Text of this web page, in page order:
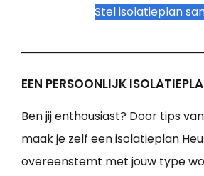
Stel isolatieplan
EEN PERSOONLIJK
Ben jij enthousiast? Door tips
maak je zelf een isolatieplan
overeenstemt met jouw type